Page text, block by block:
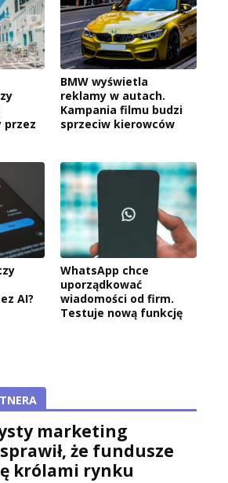
przez
BMW wyświetla
reklamy w autach.
Kampania filmu budzi
sprzeciw kierowców
AI?
WhatsApp chce
uporządkować
wiadomości od firm.
Testuje nową funkcję
marketing
że fundusze
królami rynku